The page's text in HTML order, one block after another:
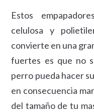
Estos
celulosa y
convierte en una
fuertes es que no
perro pueda hacer
en consecuencia
del tamaño de tu